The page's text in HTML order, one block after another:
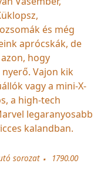
és még
aprócskák, de
hogy
Vajon kik
vagy a mini-X-
a high-tech
legaranyosabb
kalandban.
sorozat
1790.00